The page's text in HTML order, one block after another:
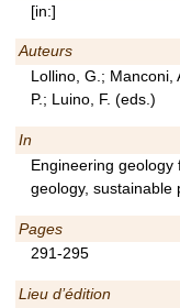
[in:]
Auteurs
Lollino, G.; Manconi,
P.; Luino, F. (eds.)
In
Engineering geology
geology, sustainable
Pages
291-295
Lieu d’édition